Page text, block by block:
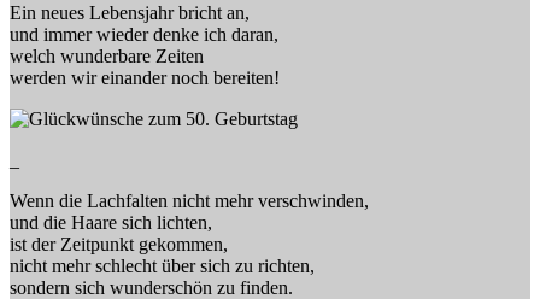
Ein neues Lebensjahr bricht an,
und immer wieder denke ich daran,
welch wunderbare Zeiten
werden wir einander noch bereiten!
Wenn die Lachfalten nicht mehr verschwinden,
und die Haare sich lichten,
ist der Zeitpunkt gekommen,
nicht mehr schlecht über sich zu richten,
sondern sich wunderschön zu finden.